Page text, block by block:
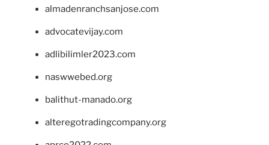
almadenranchsanjose.com
advocatevijay.com
adlibilimler2023.com
naswwebed.org
balithut-manado.org
alteregotradingcompany.org